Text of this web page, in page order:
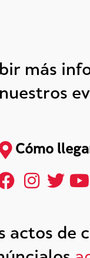
más
Cómo
actos de